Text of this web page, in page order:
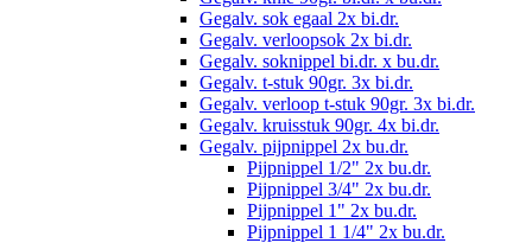
Gegalv. sok egaal 2x bi.dr.
Gegalv. verloopsok 2x bi.dr.
Gegalv. soknippel bi.dr. x bu.dr.
Gegalv. t-stuk 90gr. 3x bi.dr.
Gegalv. verloop t-stuk 90gr. 3x bi.dr.
Gegalv. kruisstuk 90gr. 4x bi.dr.
Gegalv. pijpnippel 2x bu.dr.
Pijpnippel 1/2" 2x bu.dr.
Pijpnippel 3/4" 2x bu.dr.
Pijpnippel 1" 2x bu.dr.
Pijpnippel 1 1/4" 2x bu.dr.